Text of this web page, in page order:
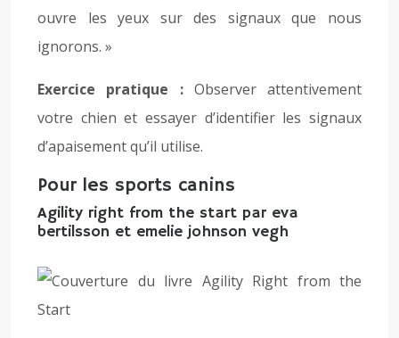
ouvre les yeux sur des signaux que nous
ignorons. »
Exercice pratique : Observer attentivement
votre chien et essayer d’identifier les signaux
d’apaisement qu’il utilise.
Pour les sports canins
Agility right from the start par eva
bertilsson et emelie johnson vegh